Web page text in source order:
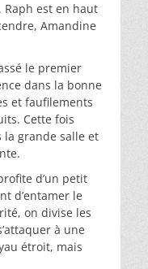
est en haut
Amandine
le premier
dans la bonne
et faufilements
Cette fois
la grande salle et
d’un petit
d’entamer le
on divise les
à une
étroit, mais